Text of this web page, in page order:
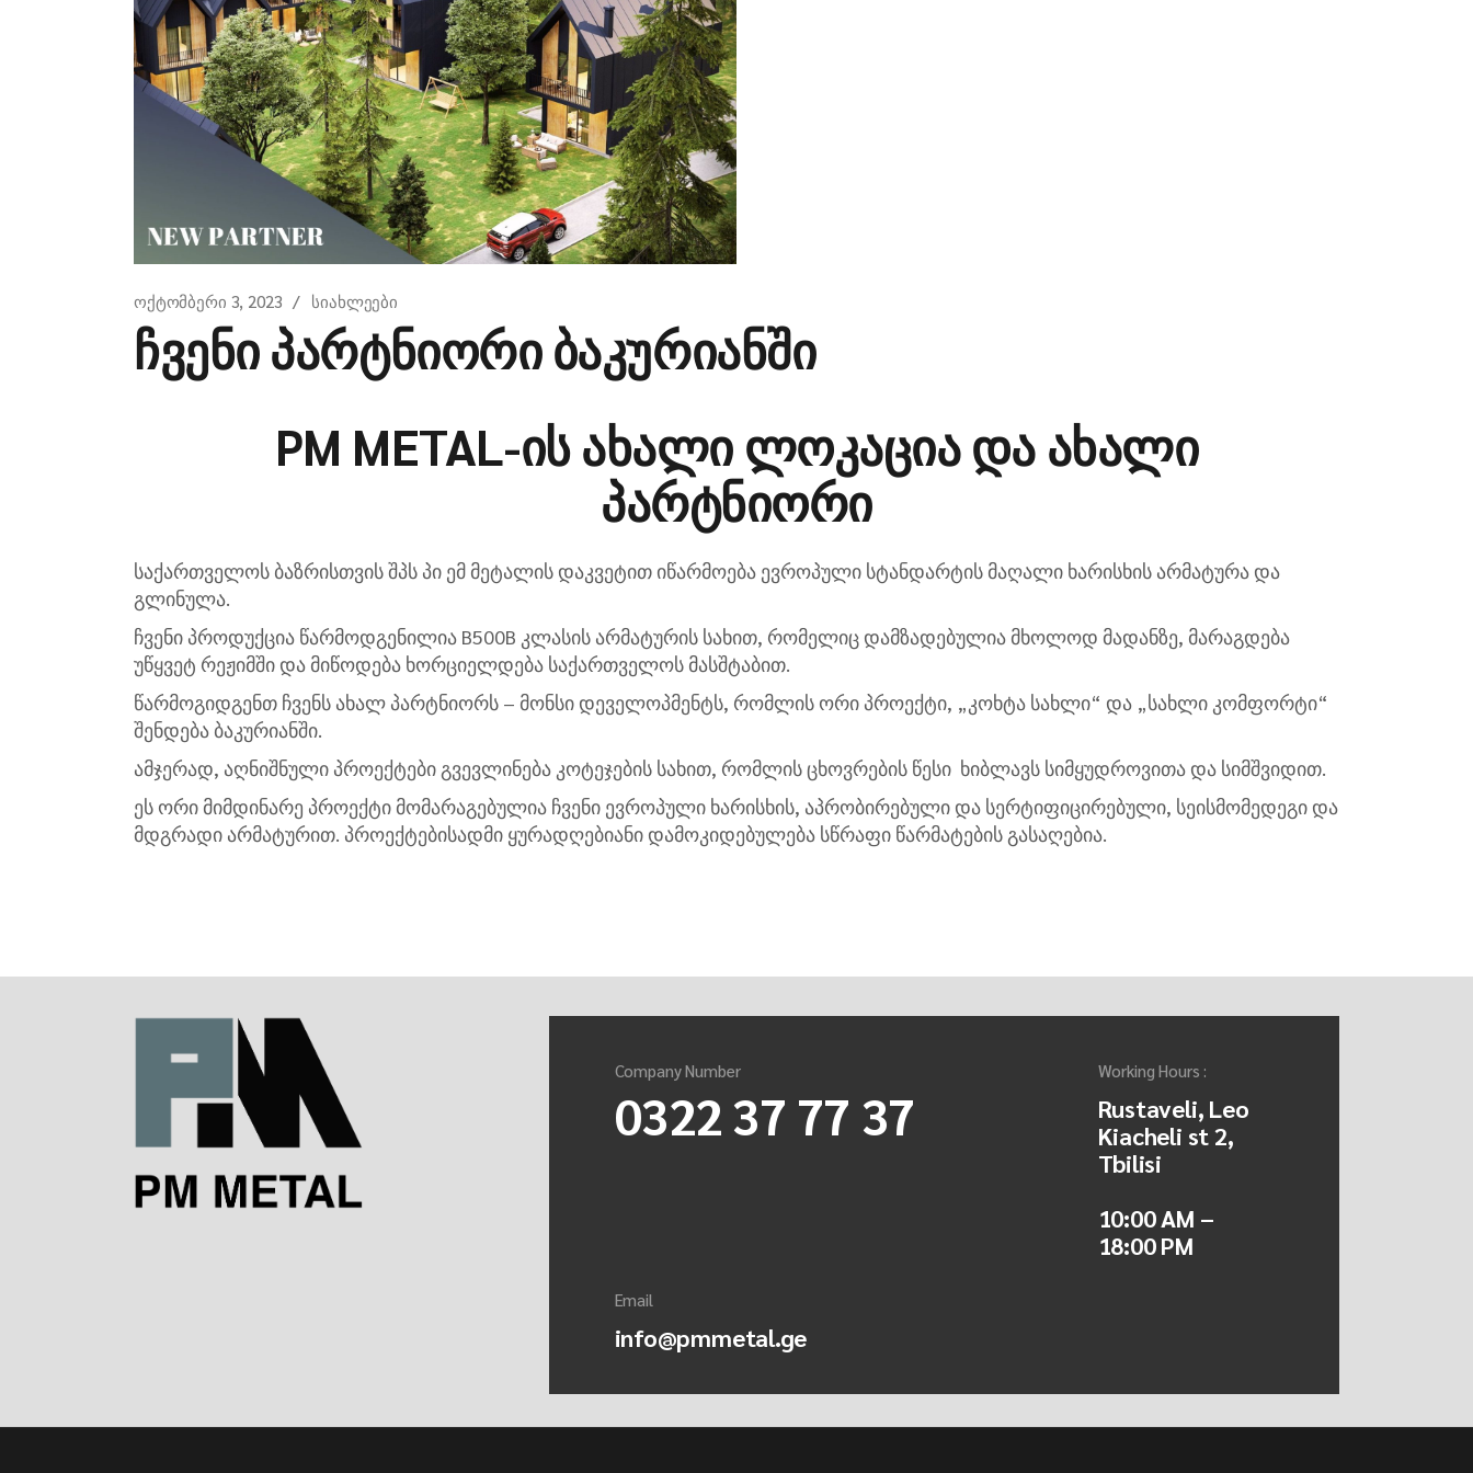
ოქტომბერი 3, 2023 სიახლეები
ჩვენი პარტნიორი ბაკურიანში
PM METAL-ის ახალი ლოკაცია და ახალი
პარტნიორი
საქართველოს ბაზრისთვის შპს პი ემ მეტალის დაკვეტით იწარმოება ევროპული სტანდარტის მაღალი ხარისხის არმატურა და
გლინულა.
ჩვენი პროდუქცია წარმოდგენილია B500B კლასის არმატურის სახით, რომელიც დამზადებულია მხოლოდ მადანზე, მარაგდება
უწყვეტ რეჟიმში და მიწოდება ხორციელდება საქართველოს მასშტაბით.
წარმოგიდგენთ ჩვენს ახალ პარტნიორს – მონსი დეველოპმენტს, რომლის ორი პროექტი, „კოხტა სახლი“ და „სახლი კომფორტი“
შენდება ბაკურიანში.
ამჯერად, აღნიშნული პროექტები გვევლინება კოტეჯების სახით, რომლის ცხოვრების წესი ხიბლავს სიმყუდროვითა და სიმშვიდით.
ეს ორი მიმდინარე პროექტი მომარაგებულია ჩვენი ევროპული ხარისხის, აპრობირებული და სერტიფიცირებული, სეისმომედეგი და
მდგრადი არმატურით. პროექტებისადმი ყურადღებიანი დამოკიდებულება სწრაფი წარმატების გასაღებია.
Company Number
0322 37 77 37
Working Hours :
Rustaveli, Leo
Kiacheli st 2,
Tbilisi
10:00 AM –
18:00 PM
Email
info@pmmetal.ge